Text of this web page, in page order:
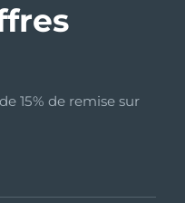
15% de remise sur